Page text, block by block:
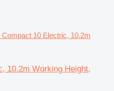
10 Electric, 10.2m
10.2m Working Height,